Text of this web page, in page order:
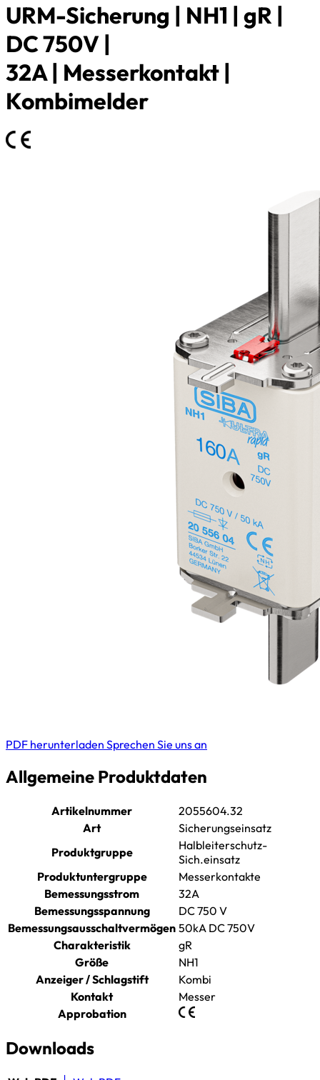
URM-Sicherung | NH1 | gR |
DC 750V |
32A | Messerkontakt |
Kombimelder
PDF herunterladen Sprechen Sie uns an
Allgemeine Produktdaten
Artikelnummer
2055604.32
Art
Sicherungseinsatz
Produktgruppe
Halbleiterschutz-
Sich.einsatz
Produktuntergruppe
Messerkontakte
Bemessungsstrom
32A
Bemessungsspannung
DC 750 V
Bemessungsausschaltvermögen 50kA DC 750V
Charakteristik
gR
Größe
NH1
Anzeiger / Schlagstift
Kombi
Kontakt
Messer
Approbation
Downloads